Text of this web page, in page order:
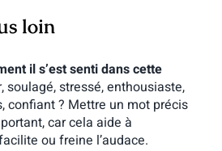
loin
il s’est senti dans cette
soulagé, stressé, enthousiaste,
confiant ? Mettre un mot précis
car cela aide à
ou freine l’audace.